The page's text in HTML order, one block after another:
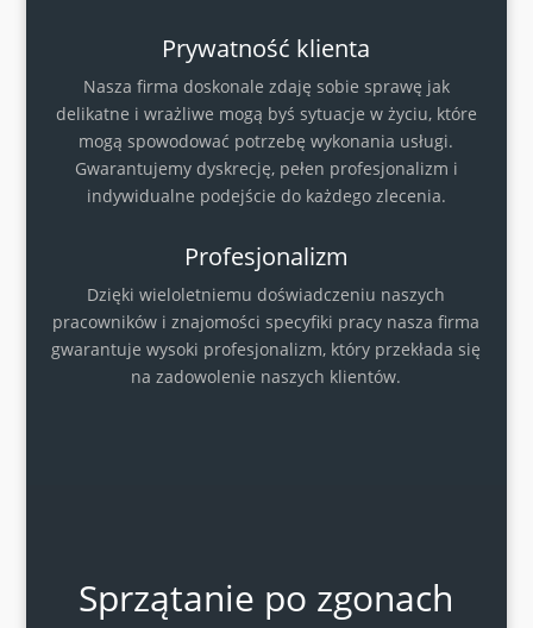
Prywatność klienta
Nasza firma doskonale zdaję sobie sprawę jak
delikatne i wrażliwe mogą byś sytuacje w życiu, które
mogą spowodować potrzebę wykonania usługi.
Gwarantujemy dyskrecję, pełen profesjonalizm i
indywidualne podejście do każdego zlecenia.
Profesjonalizm
Dzięki wieloletniemu doświadczeniu naszych
pracowników i znajomości specyfiki pracy nasza firma
gwarantuje wysoki profesjonalizm, który przekłada się
na zadowolenie naszych klientów.
Sprzątanie po zgonach